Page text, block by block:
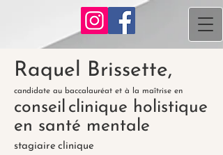
Raquel Brissette,
candidate au baccalauréat et à la maîtrise en
conseil clinique holistique
en santé mentale
stagiaire clinique